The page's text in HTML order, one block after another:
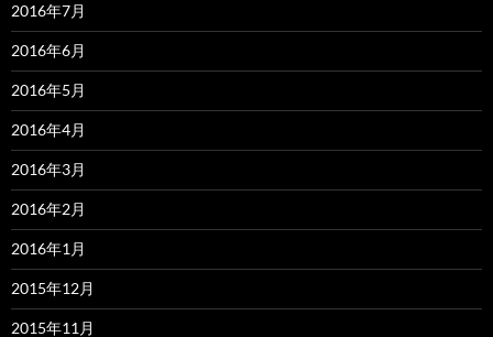
2016年7月
2016年6月
2016年5月
2016年4月
2016年3月
2016年2月
2016年1月
2015年12月
2015年11月